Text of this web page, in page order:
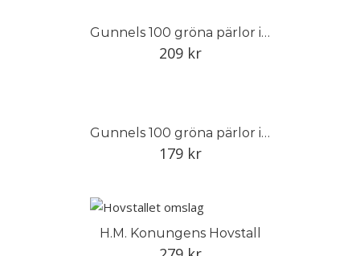
Gunnels 100 gröna pärlor i Trädgårdseuropa
209 kr
Gunnels 100 gröna pärlor i Trädgårdseuropa
179 kr
H.M. Konungens Hovstall